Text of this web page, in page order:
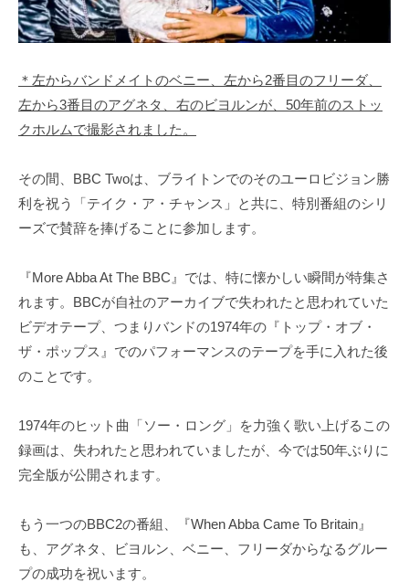
＊左からバンドメイトのベニー、左から2番目のフリーダ、
左から3番目のアグネタ、右のビヨルンが、50年前のストッ
クホルムで撮影されました。
その間、BBC Twoは、ブライトンでのそのユーロビジョン勝
利を祝う「テイク・ア・チャンス」と共に、特別番組のシリ
ーズで賛辞を捧げることに参加します。
『More Abba At The BBC』では、特に懐かしい瞬間が特集さ
れます。BBCが自社のアーカイブで失われたと思われていた
ビデオテープ、つまりバンドの1974年の『トップ・オブ・
ザ・ポップス』でのパフォーマンスのテープを手に入れた後
のことです。
1974年のヒット曲「ソー・ロング」を力強く歌い上げるこの
録画は、失われたと思われていましたが、今では50年ぶりに
完全版が公開されます。
もう一つのBBC2の番組、『When Abba Came To Britain』
も、アグネタ、ビヨルン、ベニー、フリーダからなるグルー
プの成功を祝います。